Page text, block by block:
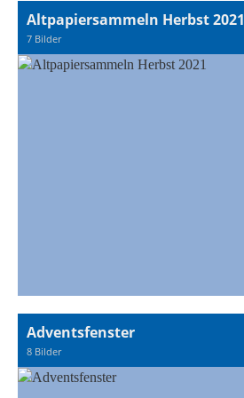
Altpapiersammeln Herbst 2021
7 Bilder
Adventsfenster
8 Bilder